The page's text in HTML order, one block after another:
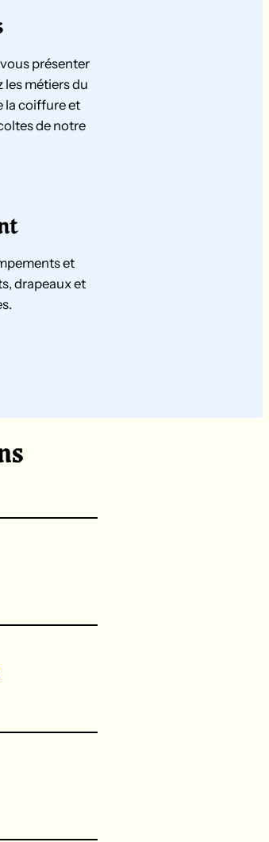
présenter
les métiers du
la coiffure et
de notre
et
drapeaux et